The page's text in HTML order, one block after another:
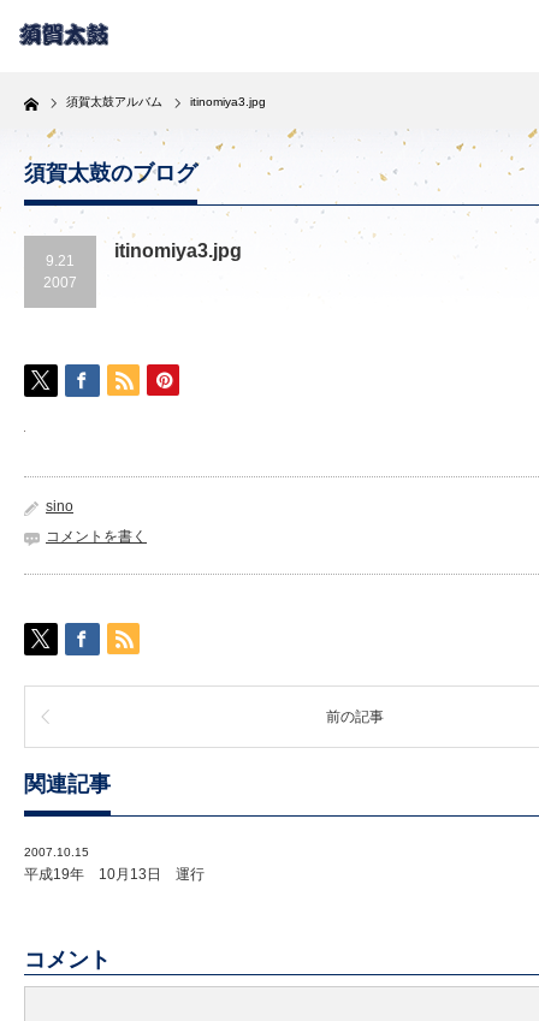
Home 須賀太鼓アルバム itinomiya3.jpg
須賀太鼓のブログ
9.21
2007
itinomiya3.jpg
sino
コメントを書く
前の記事
関連記事
2007.10.15
平成19年 10月13日 運行
コメント